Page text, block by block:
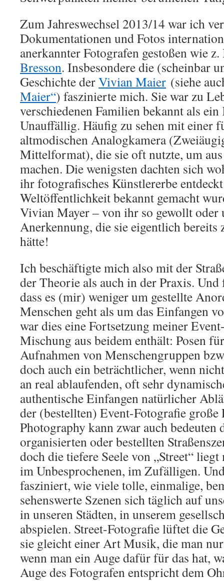
Zum Jahreswechsel 2013/14 war ich
Dokumentationen und Fotos
anerkannter Fotografen gestoßen wie
Bresson. Insbesondere die (scheinbar
Geschichte derVivian Maier (siehe
Maier“) faszinierte mich. Sie war zu
verschiedenen Familien bekannt als
Unauffällig. Häufig zu sehen mit einer
altmodischen Analogkamera
Mittelformat), die sie oft nutzte, um
machen. Die wenigsten dachten sich
ihr fotografisches Künstlererbe
Weltöffentlichkeit bekannt gemacht
Vivian Mayer – von ihr so gewollt oder
Anerkennung, die sie eigentlich bereits
hätte!
Ich beschäftigte mich also mit der
der Theorie als auch in der Praxis.
dass es (mir) weniger um gestellte
Menschen geht als um das Einfangen
war dies eine Fortsetzung meiner
Mischung aus beidem enthält: Posen
Aufnahmen von Menschengruppen
doch auch ein beträchtlicher, wenn
an real ablaufenden, oft sehr
authentische Einfangen natürlicher
der (bestellten) Event-Fotografie große
Photography kann zwar auch bedeuten
organisierten oder bestellten
doch die tiefere Seele von „Street“
im Unbesprochenen, im Zufälligen.
fasziniert, wie viele tolle, einmalige,
sehenswerte Szenen sich täglich auf
in unseren Städten, in unserem
abspielen. Street-Fotografie lüftet die
sie gleicht einer Art Musik, die man
wenn man ein Auge dafür für das hat,
Auge des Fotografen entspricht dem